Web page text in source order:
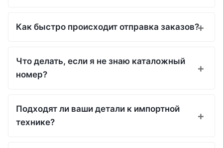
Как быстро происходит отправка заказов?
Что делать, если я не знаю каталожный
номер?
Подходят ли ваши детали к импортной
технике?